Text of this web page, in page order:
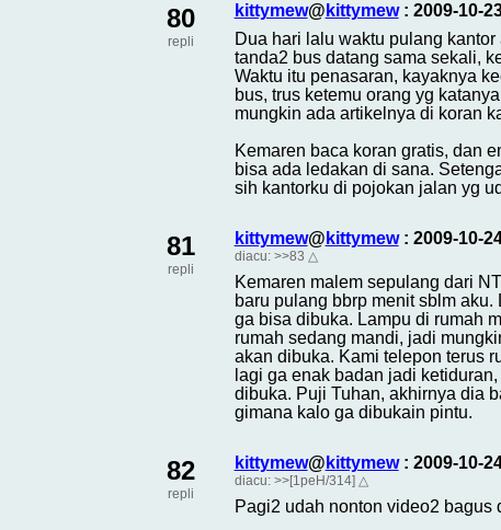
80
repli
kittymew@ kittymew: 2009-10-
Dua hari lalu waktu pulang
tanda2 bus datang sama sekali,
Waktu itu penasaran, kayaknya
bus, trus ketemu orang yg
mungkin ada artikelnya di koran
Kemaren baca koran gratis, dan
bisa ada ledakan di sana.
sih kantorku di pojokan jalan yg
81
repli
kittymew@ kittymew: 2009-10-
diacu: >>83 △
Kemaren malem sepulang dari
baru pulang bbrp menit sblm
ga bisa dibuka. Lampu di rumah
rumah sedang mandi, jadi
akan dibuka. Kami telepon terus
lagi ga enak badan jadi
dibuka. Puji Tuhan, akhirnya dia
gimana kalo ga dibukain pintu.
82
repli
kittymew@ kittymew: 2009-10-
diacu: >>[1peH/314] △
Pagi2 udah nonton video2 bagus